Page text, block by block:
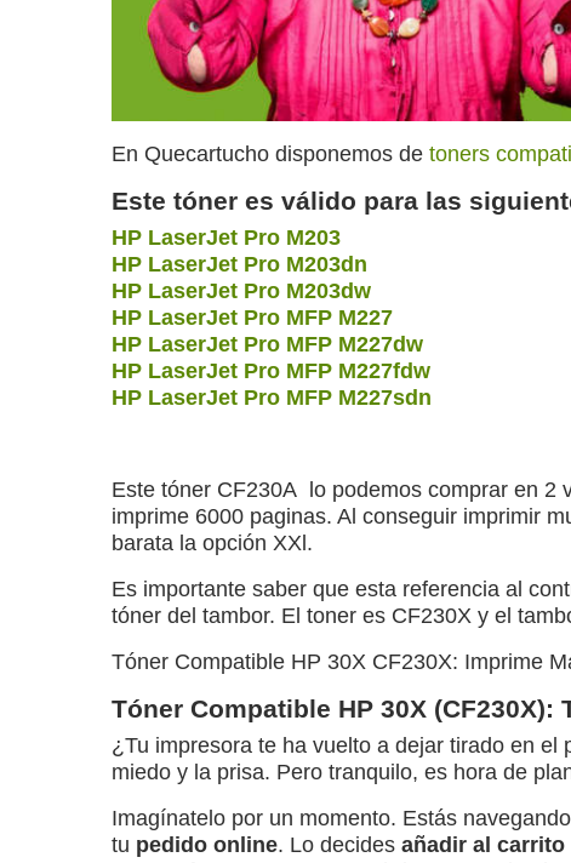
En Quecartucho disponemos de toners
Este tóner es válido para las
HP LaserJet Pro M203
HP LaserJet Pro M203dn
HP LaserJet Pro M203dw
HP LaserJet Pro MFP M227
HP LaserJet Pro MFP M227dw
HP LaserJet Pro MFP M227fdw
HP LaserJet Pro MFP M227sdn
Este tóner CF230A lo podemos comprar en 2
imprime 6000 paginas. Al conseguir imprimir
barata la opción XXl.
Es importante saber que esta referencia al
tóner del tambor. El toner es CF230X y el
Tóner Compatible HP 30X CF230X: Imprime
Tóner Compatible HP 30X
¿Tu impresora te ha vuelto a dejar tirado en
miedo y la prisa. Pero tranquilo, es hora de
Imagínatelo por un momento. Estás
tu pedido online. Lo decides añadir al carrito